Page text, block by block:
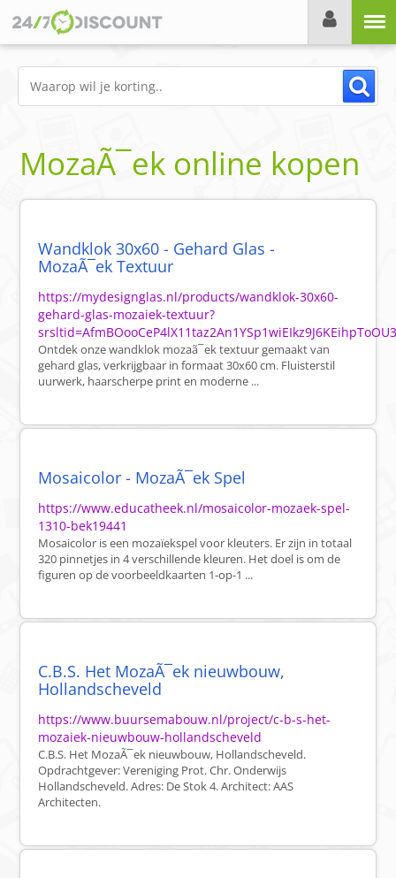
MozaÃ¯ek online kopen
Wandklok 30x60 - Gehard Glas -
MozaÃ¯ek Textuur
https://mydesignglas.nl/products/wandklok-30x60-
gehard-glas-mozaiek-textuur?
Ontdek onze wandklok mozaã¯ek textuur gemaakt van
gehard glas, verkrijgbaar in formaat 30x60 cm. Fluisterstil
uurwerk, haarscherpe print en moderne ...
Mosaicolor - MozaÃ¯ek Spel
https://www.educatheek.nl/mosaicolor-mozaek-spel-
1310-bek19441
Mosaicolor is een mozaïekspel voor kleuters. Er zijn in totaal
320 pinnetjes in 4 verschillende kleuren. Het doel is om de
figuren op de voorbeeldkaarten 1-op-1 ...
C.B.S. Het MozaÃ¯ek nieuwbouw,
Hollandscheveld
https://www.buursemabouw.nl/project/c-b-s-het-
mozaiek-nieuwbouw-hollandscheveld
C.B.S. Het MozaÃ¯ek nieuwbouw, Hollandscheveld.
Opdrachtgever: Vereniging Prot. Chr. Onderwijs
Hollandscheveld. Adres: De Stok 4. Architect: AAS
Architecten.